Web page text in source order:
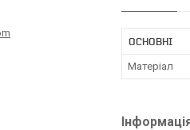
ОСНОВНІ
Матеріал